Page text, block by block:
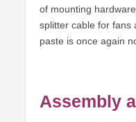
of mounting
splitter cable for fans
paste is once again
Assembly